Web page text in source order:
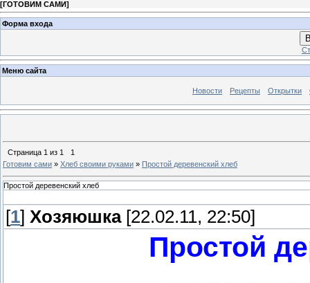
[ГОТОВИМ САМИ]
Форма входа
Меню сайта
Новости Рецепты Открытки
Страница 1 из 1
1
Готовим сами » Хлеб своими руками » Простой деревенский хлеб
Простой деревенский хлеб
[1] Хозяюшка[22.02.11, 22:50]
Простой